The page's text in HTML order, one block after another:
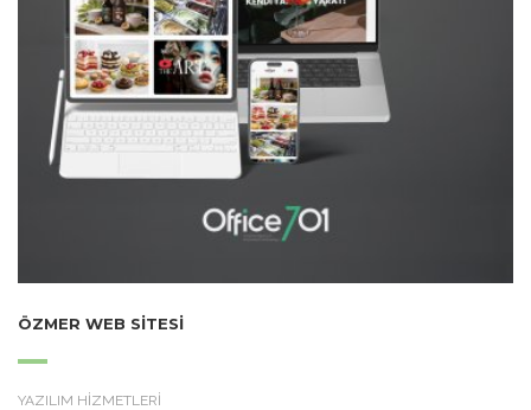
ÖZMER WEB SITESI
YAZILIM HİZMETLERİ